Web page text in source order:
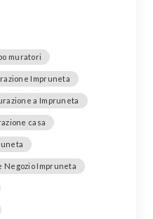
muratori
Impruneta
a Impruneta
casa
Impruneta